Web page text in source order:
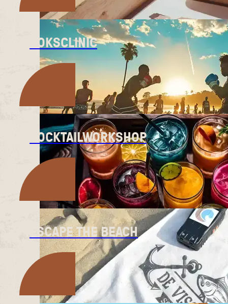
BOKSCLINIC
COCKTAILWORKSHOP
ESCAPE THE BEACH